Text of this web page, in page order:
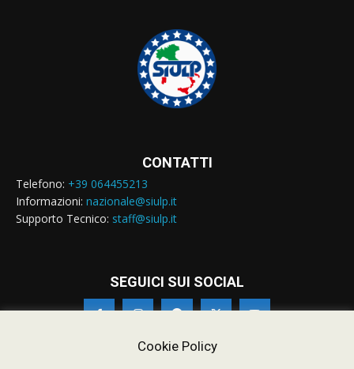
CONTATTI
Telefono: +39 064455213
Informazioni: nazionale@siulp.it
Supporto Tecnico: staff@siulp.it
SEGUICI SUI SOCIAL
Cookie Policy